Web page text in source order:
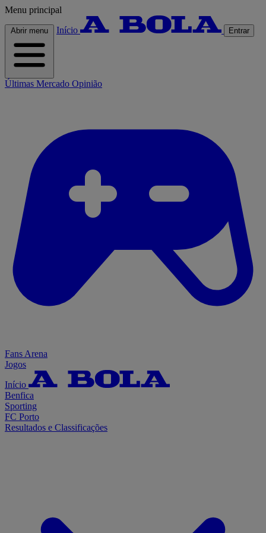
Menu principal
Abrir menu Início Entrar
Últimas Mercado Opinião
Fans Arena
Jogos
Início
Benfica
Sporting
FC Porto
Resultados e Classificações